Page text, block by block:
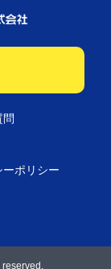
問
ーポリシー
reserved.